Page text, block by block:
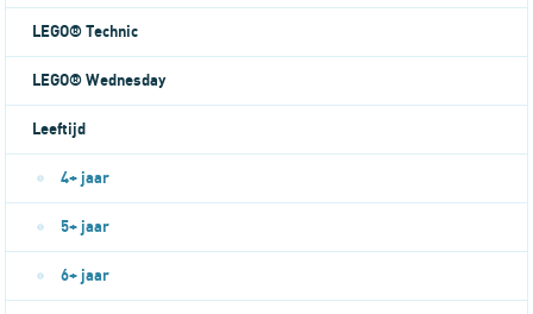
LEGO® Technic
LEGO® Wednesday
Leeftijd
4+ jaar
5+ jaar
6+ jaar